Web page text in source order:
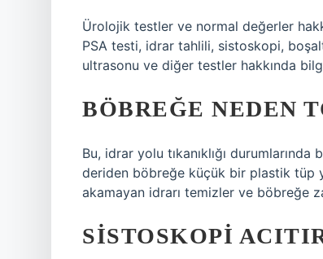
Ürolojik testler ve normal değerler
PSA testi, idrar tahlili, sistoskopi,
ultrasonu ve diğer testler hakkında
BÖBREĞE NEDEN
Bu, idrar yolu tıkanıklığı
deriden böbreğe küçük bir plastik tüp
akamayan idrarı temizler ve böbreğe
SISTOSKOPI